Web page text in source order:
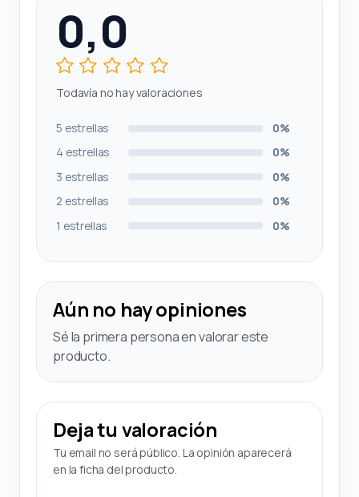
0,0
Todavía no hay valoraciones
5 estrellas
0%
4 estrellas
0%
3 estrellas
0%
2 estrellas
0%
1 estrellas
0%
Aún no hay opiniones
Sé la primera persona en valorar este
producto.
Deja tu valoración
Tu email no será público. La opinión aparecerá
en la ficha del producto.